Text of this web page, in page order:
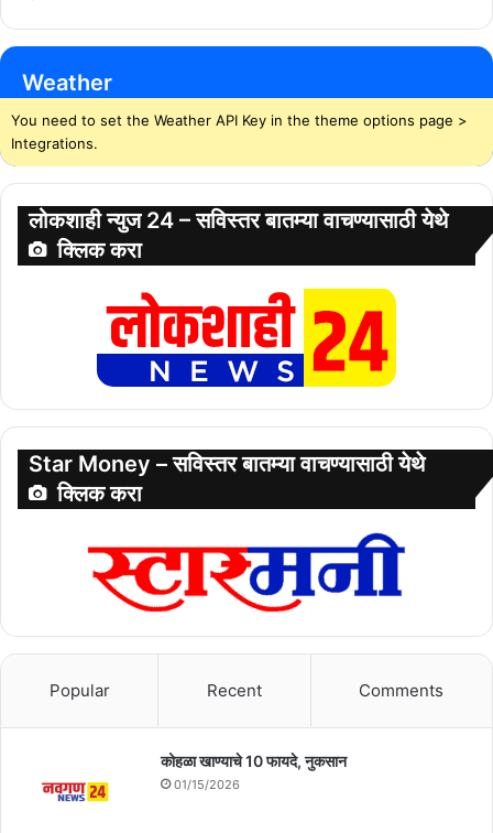
Weather
You need to set the Weather API Key in the theme options page >
Integrations.
लोकशाही न्युज 24 – सविस्तर बातम्या वाचण्यासाठी येथे
क्लिक करा
Star Money – सविस्तर बातम्या वाचण्यासाठी येथे
क्लिक करा
Popular Recent Comments
कोहळा खाण्याचे 10 फायदे, नुकसान
01/15/2026